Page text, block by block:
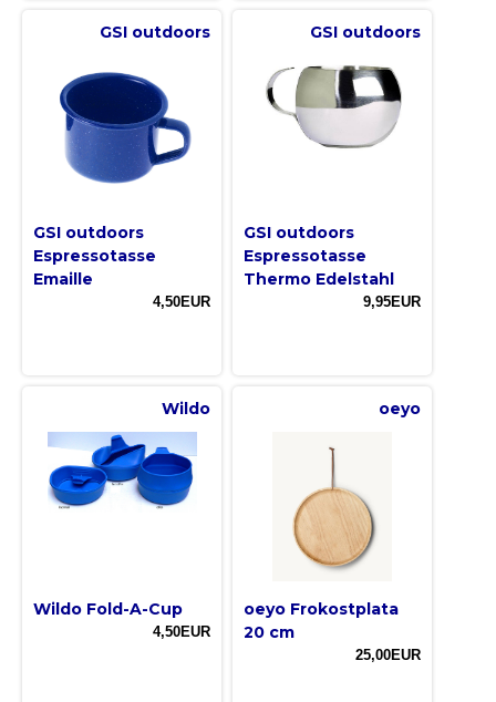
GSI outdoors
GSI outdoors
Espressotasse
Emaille
4,50EUR
GSI outdoors
GSI outdoors
Espressotasse
Thermo Edelstahl
9,95EUR
Wildo
Wildo Fold-A-Cup
4,50EUR
oeyo
oeyo Frokostplata
20 cm
25,00EUR